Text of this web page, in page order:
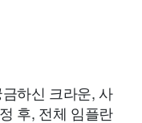
하신 크라운, 사
후, 전체 임플란